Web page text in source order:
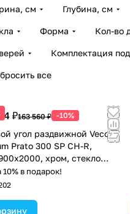
см Глубина, см
Форма Кол-во
Комплектация
все
₽163 560 ₽ -10%
угол раздвижной Veconi
Prato 300 SP CH-R,
хром, стекло
10% в подарок!